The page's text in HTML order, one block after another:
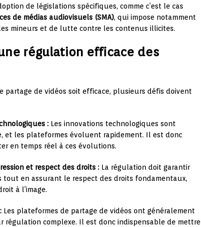
de législations spécifiques, comme c’est le cas
de médias audiovisuels (SMA), qui impose notamment
mineurs et de lutte contre les contenus illicites.
régulation efficace des
de vidéos soit efficace, plusieurs défis doivent
: Les innovations technologiques sont
et les plateformes évoluent rapidement. Il est donc
en temps réel à ces évolutions.
et respect des droits : La régulation doit garantir
tout en assurant le respect des droits fondamentaux,
à l’image.
Les plateformes de partage de vidéos ont généralement
régulation complexe. Il est donc indispensable de mettre